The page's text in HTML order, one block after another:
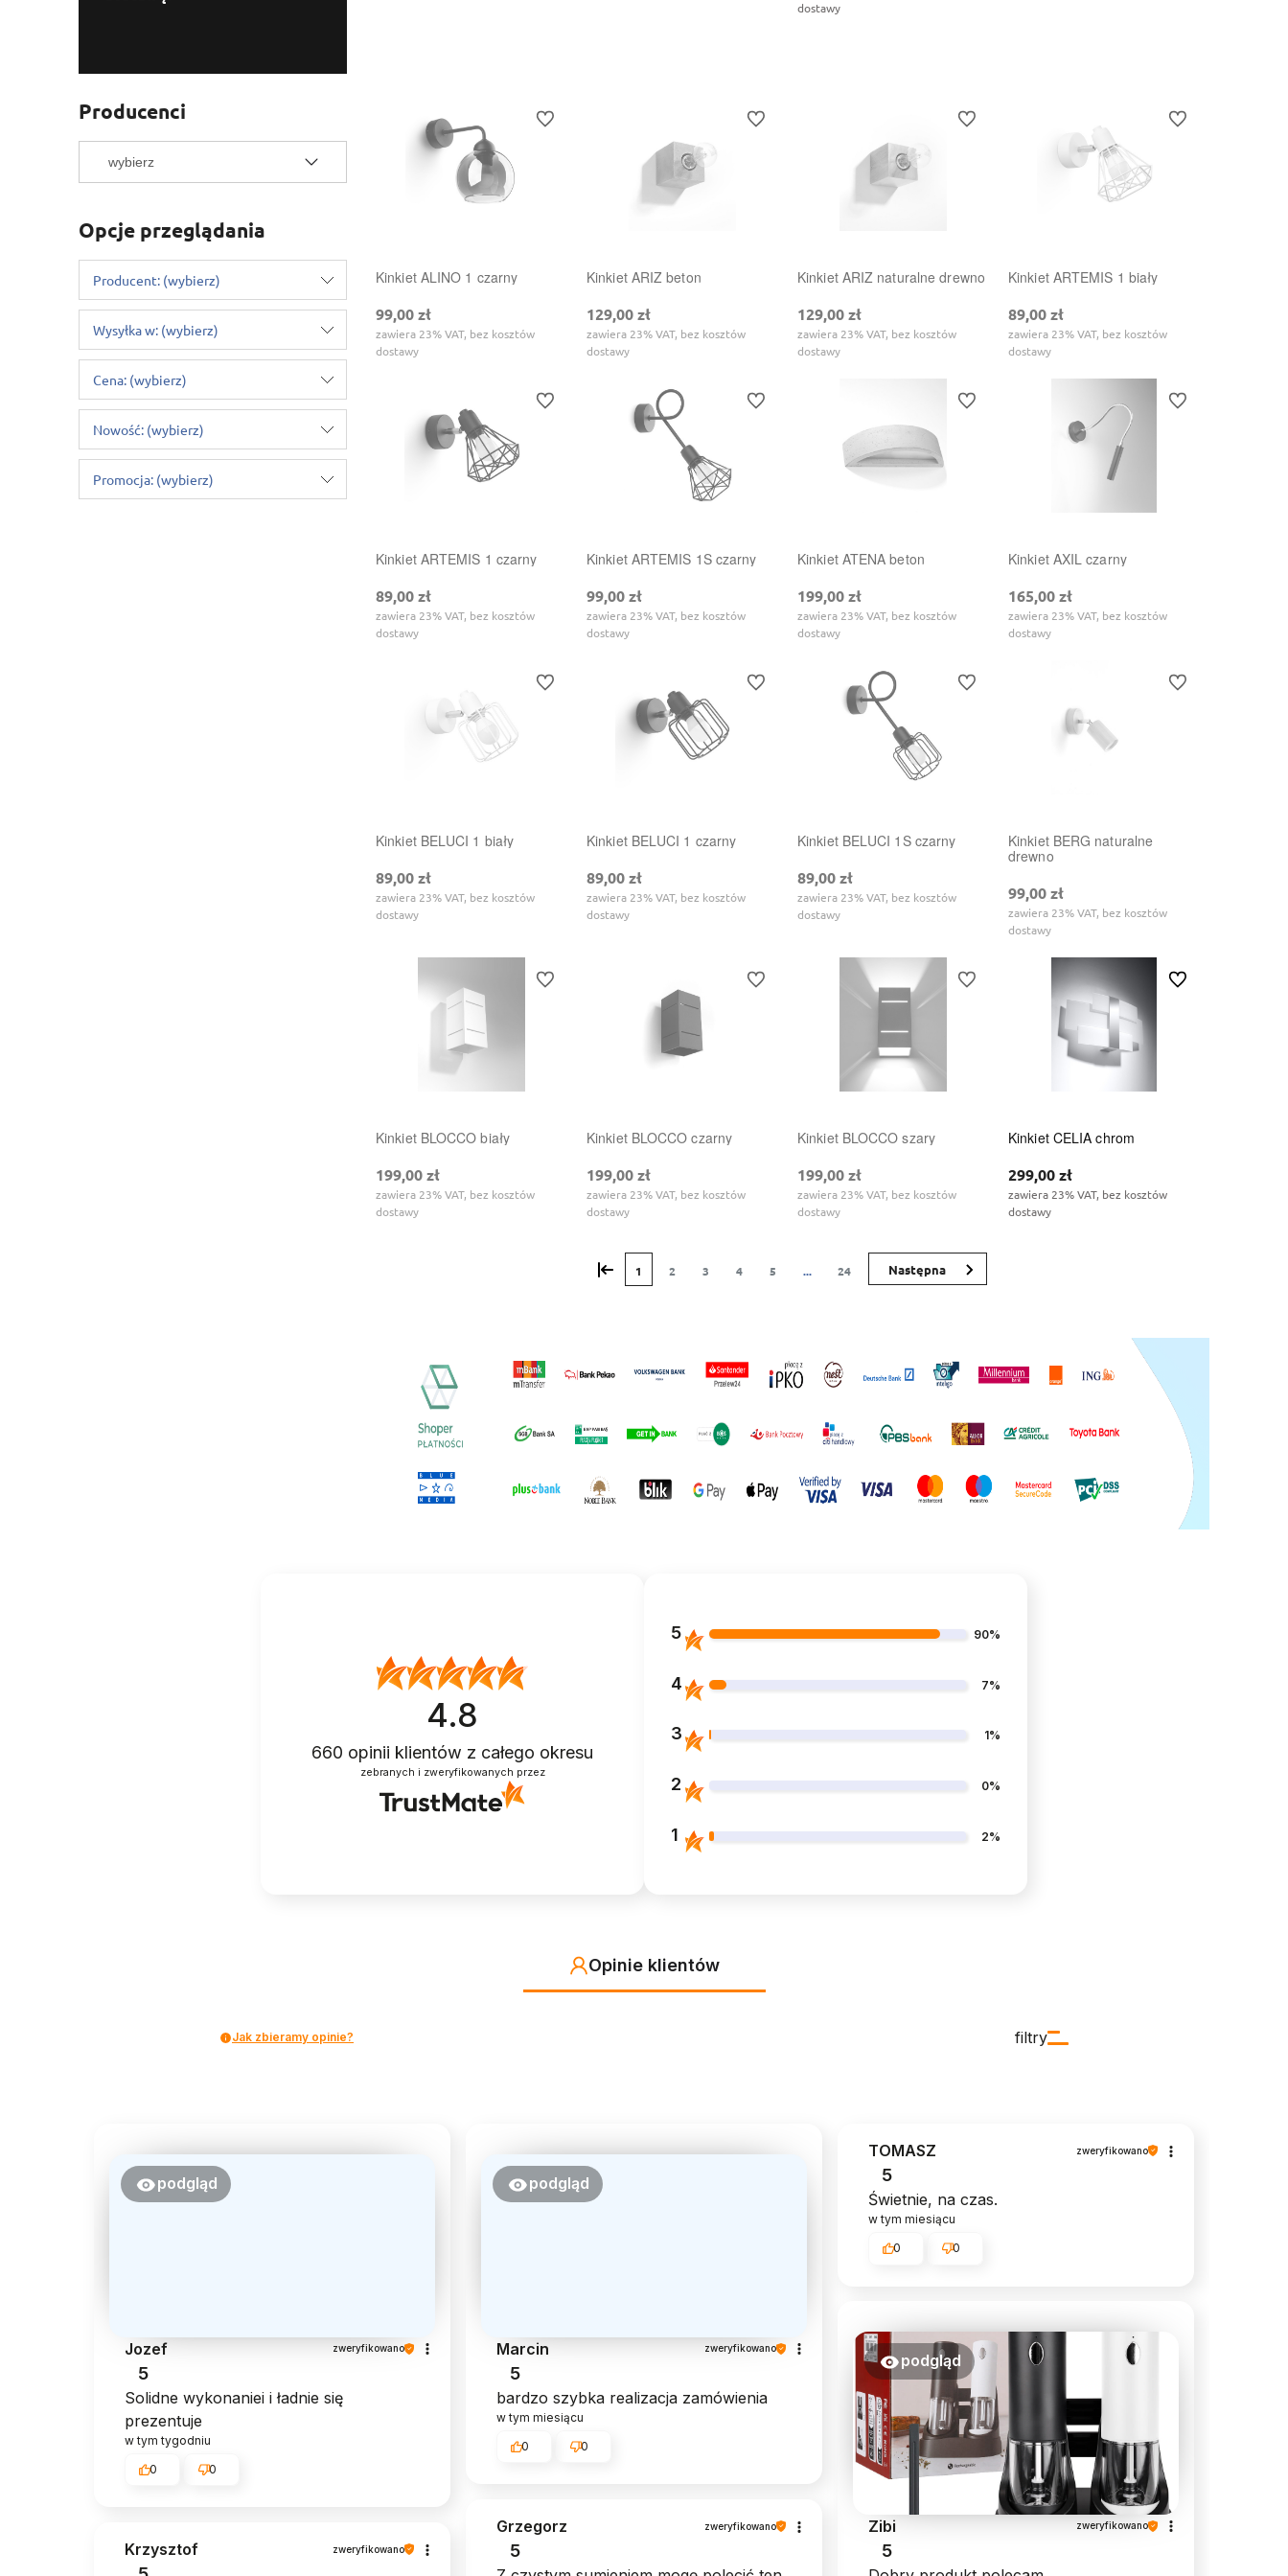
Producenci
Opcje przeglądania
Producent: (wybierz)
Wysyłka w: (wybierz)
Cena: (wybierz)
Nowość: (wybierz)
Promocja: (wybierz)
dostawy
Kinkiet ALINO 1 czarny
99,00 zł
zawiera 23% VAT, bez kosztów
dostawy
Do ulubionych
Kinkiet ARIZ beton
129,00 zł
zawiera 23% VAT, bez kosztów
dostawy
Do ulubionych
Kinkiet ARIZ naturalne drewno
129,00 zł
zawiera 23% VAT, bez kosztów
dostawy
Do ulubionych
Kinkiet ARTEMIS 1 biały
89,00 zł
zawiera 23% VAT, bez kosztów
dostawy
Do ulubionych
Kinkiet ARTEMIS 1 czarny
89,00 zł
zawiera 23% VAT, bez kosztów
dostawy
Do ulubionych
Kinkiet ARTEMIS 1S czarny
99,00 zł
zawiera 23% VAT, bez kosztów
dostawy
Do ulubionych
Kinkiet ATENA beton
199,00 zł
zawiera 23% VAT, bez kosztów
dostawy
Do ulubionych
Kinkiet AXIL czarny
165,00 zł
zawiera 23% VAT, bez kosztów
dostawy
Do ulubionych
Kinkiet BELUCI 1 biały
89,00 zł
zawiera 23% VAT, bez kosztów
dostawy
Do ulubionych
Kinkiet BELUCI 1 czarny
89,00 zł
zawiera 23% VAT, bez kosztów
dostawy
Do ulubionych
Kinkiet BELUCI 1S czarny
89,00 zł
zawiera 23% VAT, bez kosztów
dostawy
Do ulubionych
Kinkiet BERG naturalne
drewno
99,00 zł
zawiera 23% VAT, bez kosztów
dostawy
Do ulubionych
Kinkiet BLOCCO biały
199,00 zł
zawiera 23% VAT, bez kosztów
dostawy
Do ulubionych
Kinkiet BLOCCO czarny
199,00 zł
zawiera 23% VAT, bez kosztów
dostawy
Do ulubionych
Kinkiet BLOCCO szary
199,00 zł
zawiera 23% VAT, bez kosztów
dostawy
Do ulubionych
Kinkiet CELIA chrom
299,00 zł
zawiera 23% VAT, bez kosztów
dostawy
Do ulubionych
« 1 2 3 4 5 ... 24
4.8
660 opinii klientów z całego okresu
zebranych i zweryfikowanych przez
5 90%
4 7%
3 1%
2 0%
1 2%
Opinie klientów
filtry
Jak zbieramy opinie?
podgląd
Jozef zweryfikowano
5
Solidne wykonaniei i ładnie się
prezentuje
w tym tygodniu
0 0
podgląd
Marcin zweryfikowano
5
bardzo szybka realizacja zamówienia
w tym miesiącu
0 0
TOMASZ zweryfikowano
5
Świetnie, na czas.
w tym miesiącu
0 0
podgląd
Zibi zweryfikowano
5
Grzegorz zweryfikowano
5
Krzysztof zweryfikowano